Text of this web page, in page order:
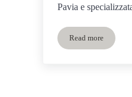
Pavia e
Read moreFiller acido